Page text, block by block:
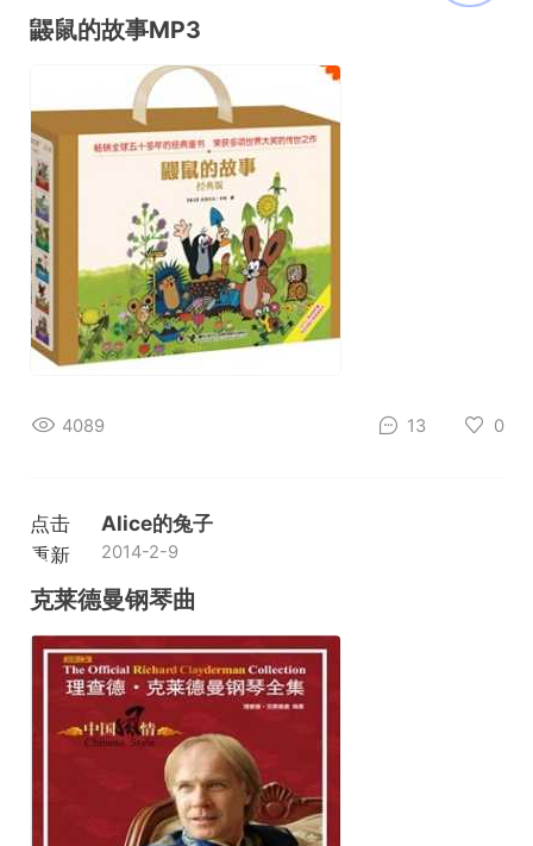
加载
鼹鼠的故事MP3
4089 13 0
点击
重新
加载
Alice的兔子
2014-2-9
克莱德曼钢琴曲